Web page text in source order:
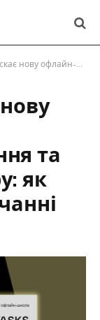
та компʼютерного зору: як взяти участь у навчанні
та
як